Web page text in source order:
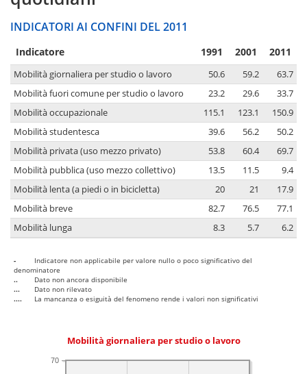
INDICATORI AI CONFINI DEL 2011
Indicatore 1991 2001 2011
Mobilità giornaliera per studio o lavoro 50.6 59.2
63.7
Mobilità fuori comune per studio o lavoro
23.2 29.6
33.7
Mobilità occupazionale
115.1 123.1
150.9
Mobilità studentesca
39.6 56.2
50.2
Mobilità privata (uso mezzo privato)
53.8 60.4
69.7
Mobilità pubblica (uso mezzo collettivo)
13.5 11.5
9.4
Mobilità lenta (a piedi o in bicicletta)
20 21
17.9
Mobilità breve
82.7 76.5
77.1
Mobilità lunga
8.3 5.7 6.2
-
Indicatore non applicabile per valore nullo o poco significativo del
denominatore
..
Dato non ancora disponibile
...
Dato non rilevato
....
La mancanza o esiguità del fenomeno rende i valori non significativi
Mobilità giornaliera per studio o lavoro
70